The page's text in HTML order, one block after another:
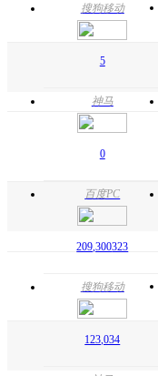
搜狗移动
5
神马
0
百度PC
209,300323
搜狗移动
123,034